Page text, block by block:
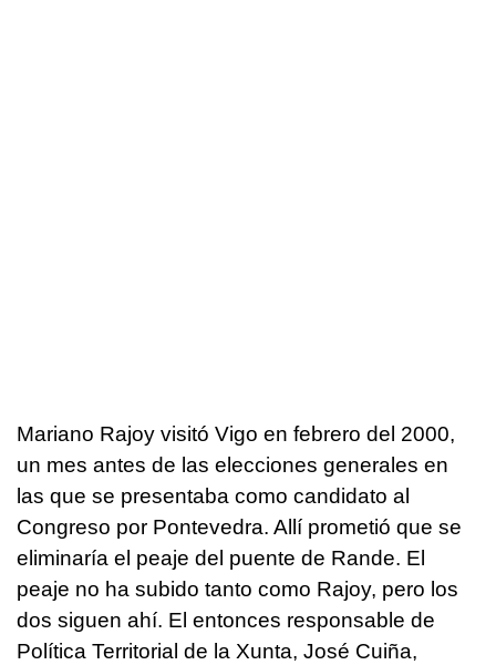
Mariano Rajoy visitó Vigo en febrero del 2000,
un mes antes de las elecciones generales en
las que se presentaba como candidato al
Congreso por Pontevedra. Allí prometió que se
eliminaría el peaje del puente de Rande. El
peaje no ha subido tanto como Rajoy, pero los
dos siguen ahí. El entonces responsable de
Política Territorial de la Xunta, José Cuiña,